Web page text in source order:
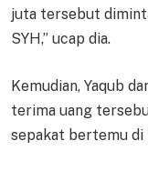
juta tersebut
SYH,” ucap dia.
Kemudian, Yaqub
terima uang
sepakat bertemu di